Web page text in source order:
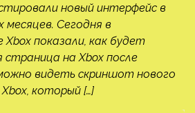
новый интерфейс в
месяцев. Сегодня в
показали, как будет
страница на Xbox после
видеть скриншот нового
который […]